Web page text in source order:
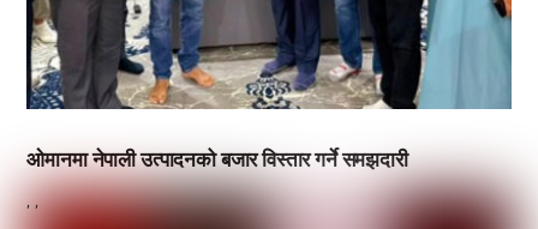
ओमानमा नेपाली उत्पादनको बजार विस्तार गर्ने समझदारी
, ,